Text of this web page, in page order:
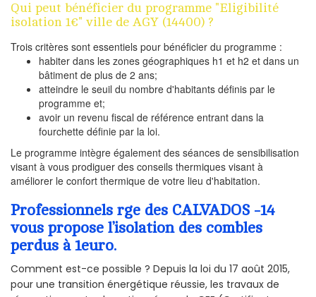
Qui peut bénéficier du programme "Eligibilité
isolation 1€" ville de AGY (14400) ?
Trois critères sont essentiels pour bénéficier du programme :
habiter dans les zones géographiques h1 et h2 et dans un
bâtiment de plus de 2 ans;
atteindre le seuil du nombre d'habitants définis par le
programme et;
avoir un revenu fiscal de référence entrant dans la
fourchette définie par la loi.
Le programme intègre également des séances de sensibilisation
visant à vous prodiguer des conseils thermiques visant à
améliorer le confort thermique de votre lieu d'habitation.
Professionnels rge des CALVADOS -14
vous propose l’isolation des combles
perdus à 1euro.
Comment est-ce possible ? Depuis la loi du 17 août 2015,
pour une transition énergétique réussie, les travaux de